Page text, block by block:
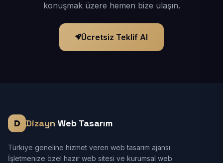
konuşmak üzere hemen bize ulaşın.
Ücretsiz Teklif Al
Dizayn Web Tasarım
Türkiye geneline hizmet veren web tasarım ajansı.
İşletmenize özel hazır web sitesi ve kurumsal web